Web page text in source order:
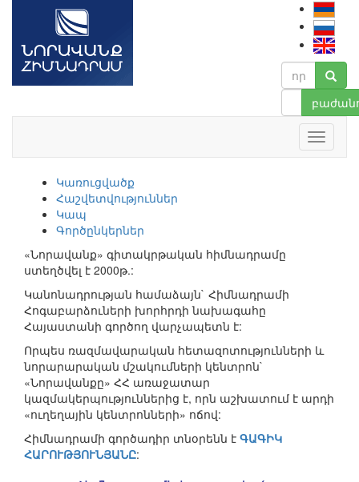
Կառուցվածք
Հաշվետվություններ
Կապ
Գործընկերներ
«Նորավանք» գիտակրթական հիմնադրամը
ստեղծվել է 2000թ.:
Կանոնադրության համաձայն` Հիմնադրամի
Հոգաբարձուների խորհրդի նախագահը
Հայաստանի գործող վարչապետն է:
Որպես ռազմավարական հետազոտությունների և
նորարարական մշակումների կենտրոն`
«Նորավանքը» ՀՀ առաջատար
կազմակերպություններից է, որն աշխատում է արդի
«ուղեղային կենտրոնների» ոճով:
Հիմնադրամի գործադիր տնօրենն է ԳԱԳԻԿ
ՀԱՐՈՒԹՅՈՒՆՅԱՆԸ: